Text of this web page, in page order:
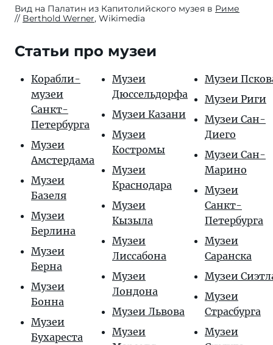
Вид на Палатин из Капитолийского музея в Риме
Berthold Werner, Wikimedia
Статьи про музеи
Корабли-
музеи
Санкт-
Петербурга
Музеи
Амстердама
Музеи
Базеля
Музеи
Берлина
Музеи
Берна
Музеи
Бонна
Музеи
Бухареста
Музеи
Дюссельдорфа
Музеи Казани
Музеи
Костромы
Музеи
Краснодара
Музеи
Кызыла
Музеи
Лиссабона
Музеи
Лондона
Музеи Львова
Музеи
Музеи
Музеи Риги
Музеи Сан-
Диего
Музеи Сан-
Марино
Музеи
Санкт-
Петербурга
Музеи
Саранска
Музеи
Музеи
Страсбурга
Музеи